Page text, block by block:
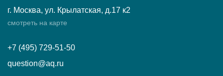
г. Москва, ул. Крылатская, д.17 к2
смотреть на карте
+7 (495) 729-51-50
question@aq.ru